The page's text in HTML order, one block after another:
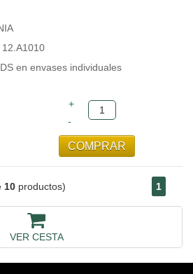
en envases individuales
10 productos) 1
VER CESTA